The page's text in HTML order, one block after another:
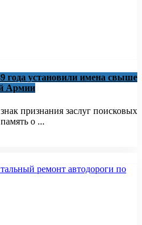
года установили имена свыше
Армии
признания заслуг поисковых
о ...